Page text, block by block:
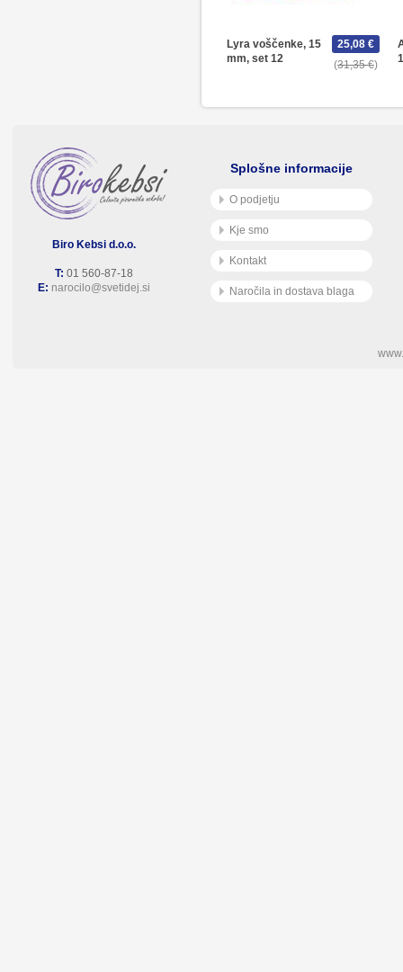
Lyra voščenke, 15
mm, set 12
31,35 €
25,08 €
Biro Kebsi d.o.o.
T: 01 560-87-18
E: narocilo@svetidej.si
Splošne informacije
O podjetju
Kje smo
Kontakt
Naročila in dostava blaga